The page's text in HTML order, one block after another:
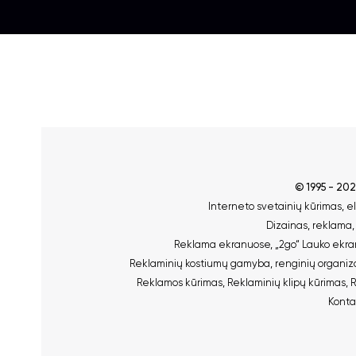
© 1995 -
Interneto svetainių kūrimas,
Dizainas, reklama,
Reklama ekranuose, „2go“ Lauko
Reklaminių kostiumų gamyba, renginių
Reklamos kūrimas, Reklaminių klipų kūrimas,